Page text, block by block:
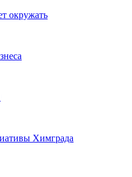
окружать
Химграда